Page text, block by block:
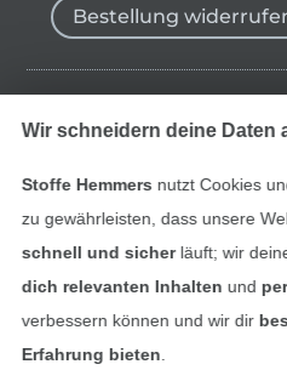
Bestellung
Finde mehr
Wir schneidern deine Daten
Stoffe Hemmers nutzt Cookies
zu gewährleisten, dass unsere
schnell und sicherläuft; wir
dich relevanten Inhalten und
verbessern können und wir dir
Erfahrung bieten